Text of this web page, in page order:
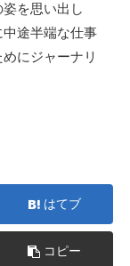
を思い出し
途半端な仕事
にジャーナリ
はてブ
コピー